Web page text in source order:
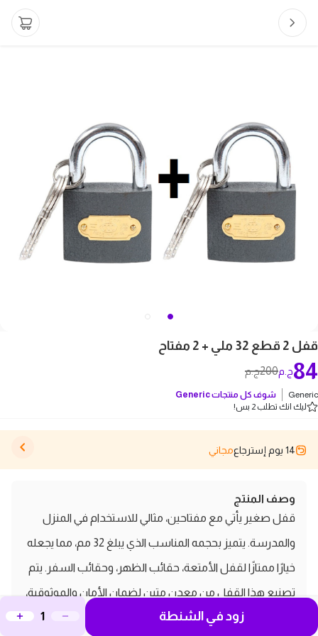
قفل 2 قطع 32 ملي + 2 مفتاح
200ج.م 84ج.م
Generic شوف كل منتجاتGeneric
ليك انك تطلب 2 بس!
14 يوم إسترجاع مجاني
وصف المنتج
قفل صغير يأتي مع مفتاحين، مثالي للاستخدام في المنزل
والمدرسة. يتميز بحجمه المناسب الذي يبلغ 32 مم، مما يجعله
خيارًا ممتازًا لقفل الأمتعة، حقائب الظهر، وحقائب السفر. يتم
تصنيع هذا القفل من معدن متين لضمان الأمان والموثوقية،
مما يجعله قويًا وقادرًا على تحمل الاستخدام اليومي. لونه
زود في الشنطة